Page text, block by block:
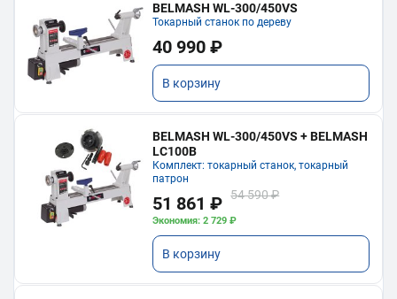
BELMASH WL-300/450VS
Токарный станок по дереву
40 990 ₽
В корзину
BELMASH WL-300/450VS + BELMASH
LC100B
Комплект: токарный станок, токарный
патрон
51 861 ₽ 54 590 ₽
Экономия: 2 729 ₽
В корзину